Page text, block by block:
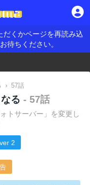
くかページを再読み込
待ちください。
› 57話
る - 57話
トサーバー」を変更し
2